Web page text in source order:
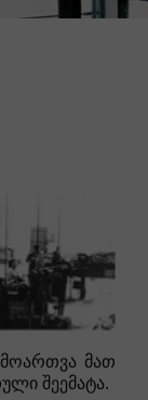
მათ
შეემატა.